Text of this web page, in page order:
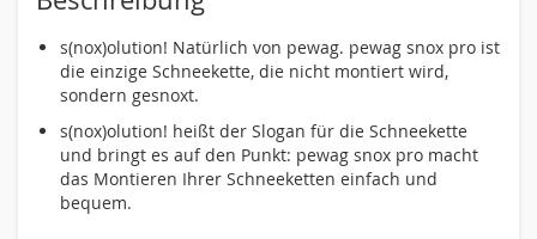
s(nox)olution! Natürlich von pewag. pewag snox pro ist
die einzige Schneekette, die nicht montiert wird,
sondern gesnoxt.
s(nox)olution! heißt der Slogan für die Schneekette
und bringt es auf den Punkt: pewag snox pro macht
das Montieren Ihrer Schneeketten einfach und
bequem.